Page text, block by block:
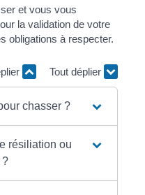
et vous vous
la validation de votre
obligations à respecter.
Tout déplier
chasser ?
résiliation ou
?